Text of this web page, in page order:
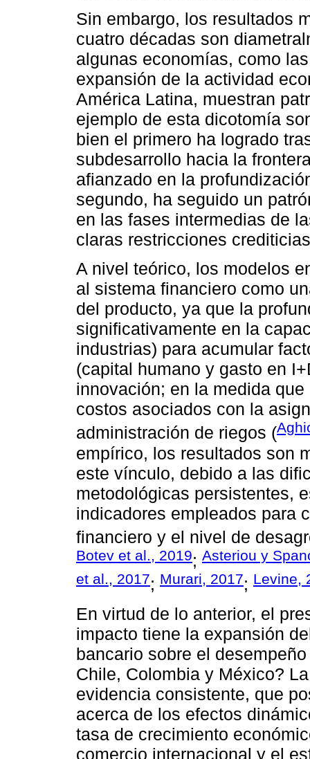
Sin embargo, los resultados
cuatro décadas son
algunas economías, como
expansión de la actividad
América Latina, muestran
ejemplo de esta dicotomía
bien el primero ha logrado
subdesarrollo hacia la
afianzado en la
segundo, ha seguido un
en las fases intermedias de
claras restricciones
A nivel teórico, los modelos
al sistema financiero como
del producto, ya que la
significativamente en la
industrias) para acumular
(capital humano y gasto en
innovación; en la medida
costos asociados con la
administración de riegos (
empírico, los resultados son
este vínculo, debido a las
metodológicas persistentes,
indicadores empleados para
financiero y el nivel de
Botev et al., 2019; Asteriou y
et al., 2017; Murari, 2017; Levine,
En virtud de lo anterior, el
impacto tiene la expansión
bancario sobre el
Chile, Colombia y México?
evidencia consistente, que
acerca de los efectos
tasa de crecimiento
comercio internacional y el